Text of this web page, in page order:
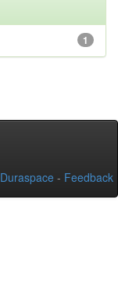
1
Duraspace - Feedback